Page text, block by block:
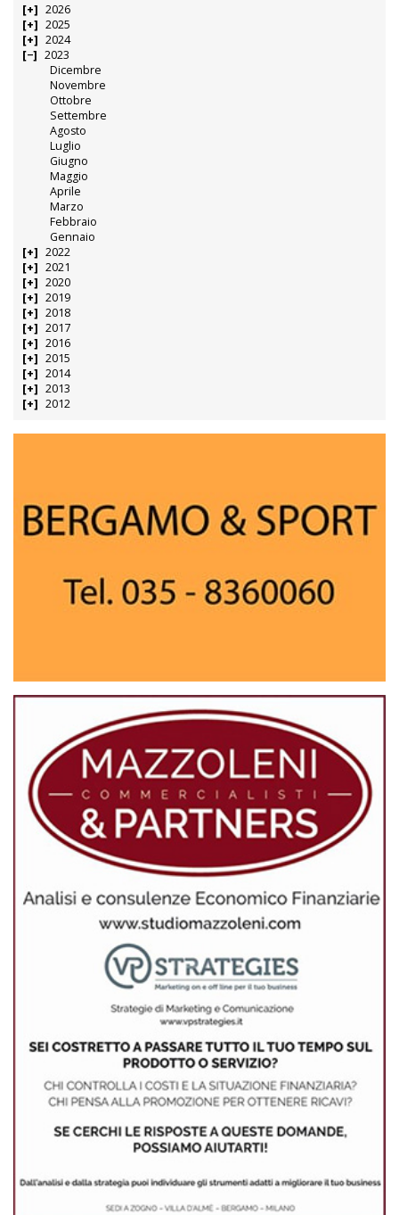
2026
2025
2024
2023
Dicembre
Novembre
Ottobre
Settembre
Agosto
Luglio
Giugno
Maggio
Aprile
Marzo
Febbraio
Gennaio
2022
2021
2020
2019
2018
2017
2016
2015
2014
2013
2012